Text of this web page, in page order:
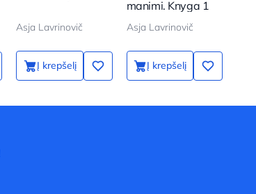
Asja Lavrinovič
Į krepšelį
manimi. Knyga 1
Asja Lavrinovič
Į krepšelį